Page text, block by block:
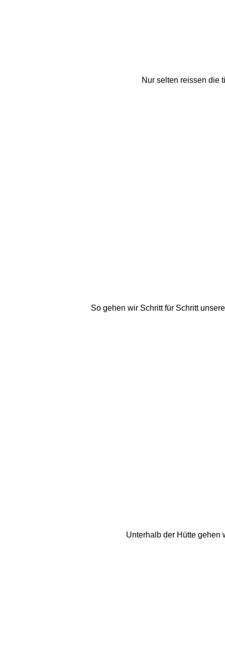
Nur selten reissen die
So gehen wir Schritt für Schritt
Unterhalb der Hütte gehen